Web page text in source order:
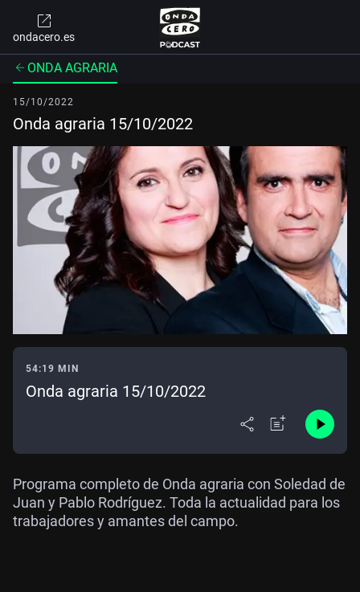
ondacero.es
ONDA AGRARIA
15/10/2022
Onda agraria 15/10/2022
54:19 MIN
Onda agraria 15/10/2022
Programa completo de Onda agraria con Soledad de
Juan y Pablo Rodríguez. Toda la actualidad para los
trabajadores y amantes del campo.